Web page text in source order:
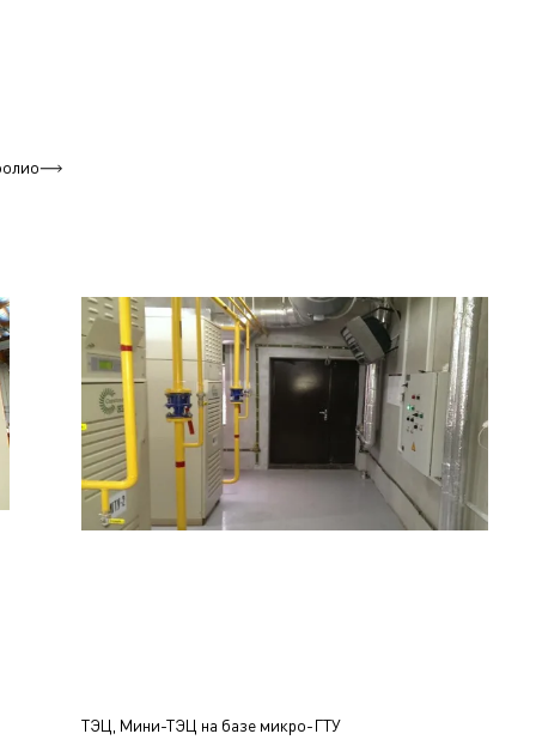
ТЭЦ, Мини-ТЭЦ на базе микро-ГТУ